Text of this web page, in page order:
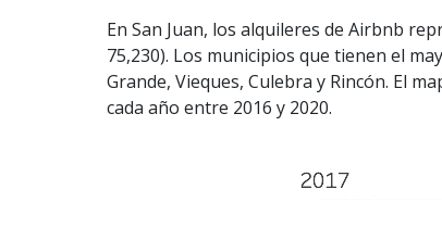
En San Juan, los alquileres de Airbnb
75,230). Los municipios que tienen el
Grande, Vieques, Culebra y Rincón. El
cada año entre 2016 y 2020.